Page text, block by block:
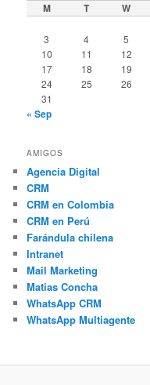
M T W
3
4 5
10
11 12
17
18 19
24
25 26
31
« Sep
AMIGOS
Agencia Digital
CRM
CRM en Colombia
CRM en Perú
Farándula chilena
Intranet
Mail Marketing
Matias Concha
WhatsApp CRM
WhatsApp Multiagente